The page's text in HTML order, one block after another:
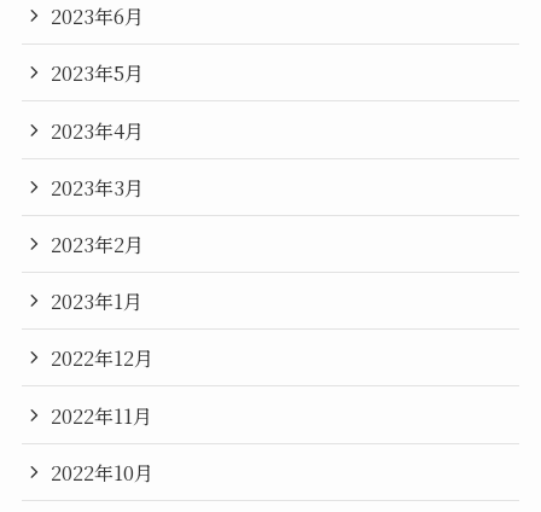
2023年6月
2023年5月
2023年4月
2023年3月
2023年2月
2023年1月
2022年12月
2022年11月
2022年10月